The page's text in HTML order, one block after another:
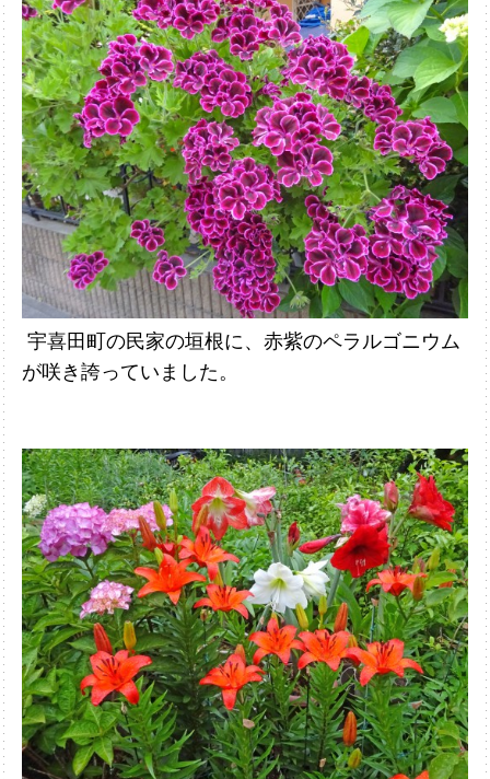
宇喜田町の民家の垣根に、赤紫のペラルゴニウム
が咲き誇っていました。